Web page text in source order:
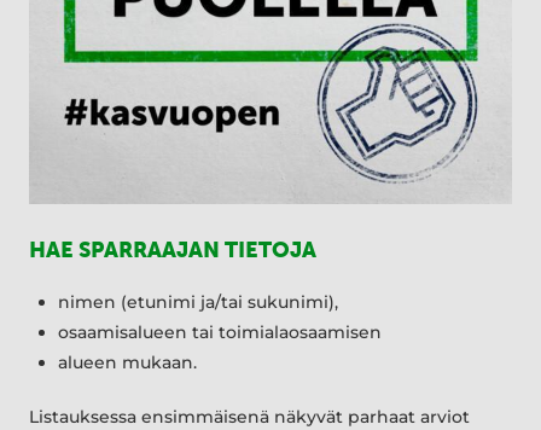
HAE SPARRAAJAN TIETOJA
nimen (etunimi ja/tai sukunimi),
osaamisalueen tai toimialaosaamisen
alueen mukaan.
Listauksessa ensimmäisenä näkyvät parhaat arviot